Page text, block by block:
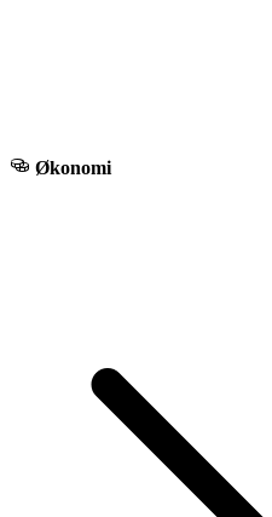
Økonomi